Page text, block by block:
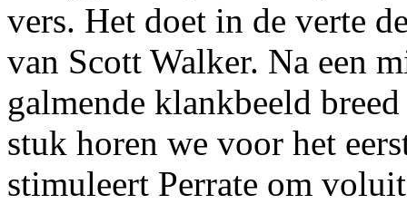
vers. Het doet in de verte
van Scott Walker. Na een
galmende klankbeeld
stuk horen we voor het
stimuleert Perrate om